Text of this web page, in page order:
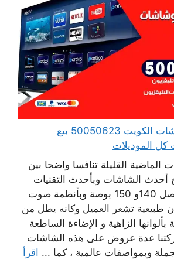
بيع تلفزيونات شاشات الكويت 50050623 بيع
كل الموديلات
الماضية القليلة تنافسا واضحا بين
أحدث الشاشات وبأحدث التقنيات
وبأحجام متنوعة تصل 140و 150 بوصة وبأنظمة صوت
طبيعية تشعر العميل وكانه يطل من
بألوانها الزاهية و الإضاءة الساطعة
عدة عروض على هذه الشاشات
وبمواصفات عالمية ، كما ... اقرأ